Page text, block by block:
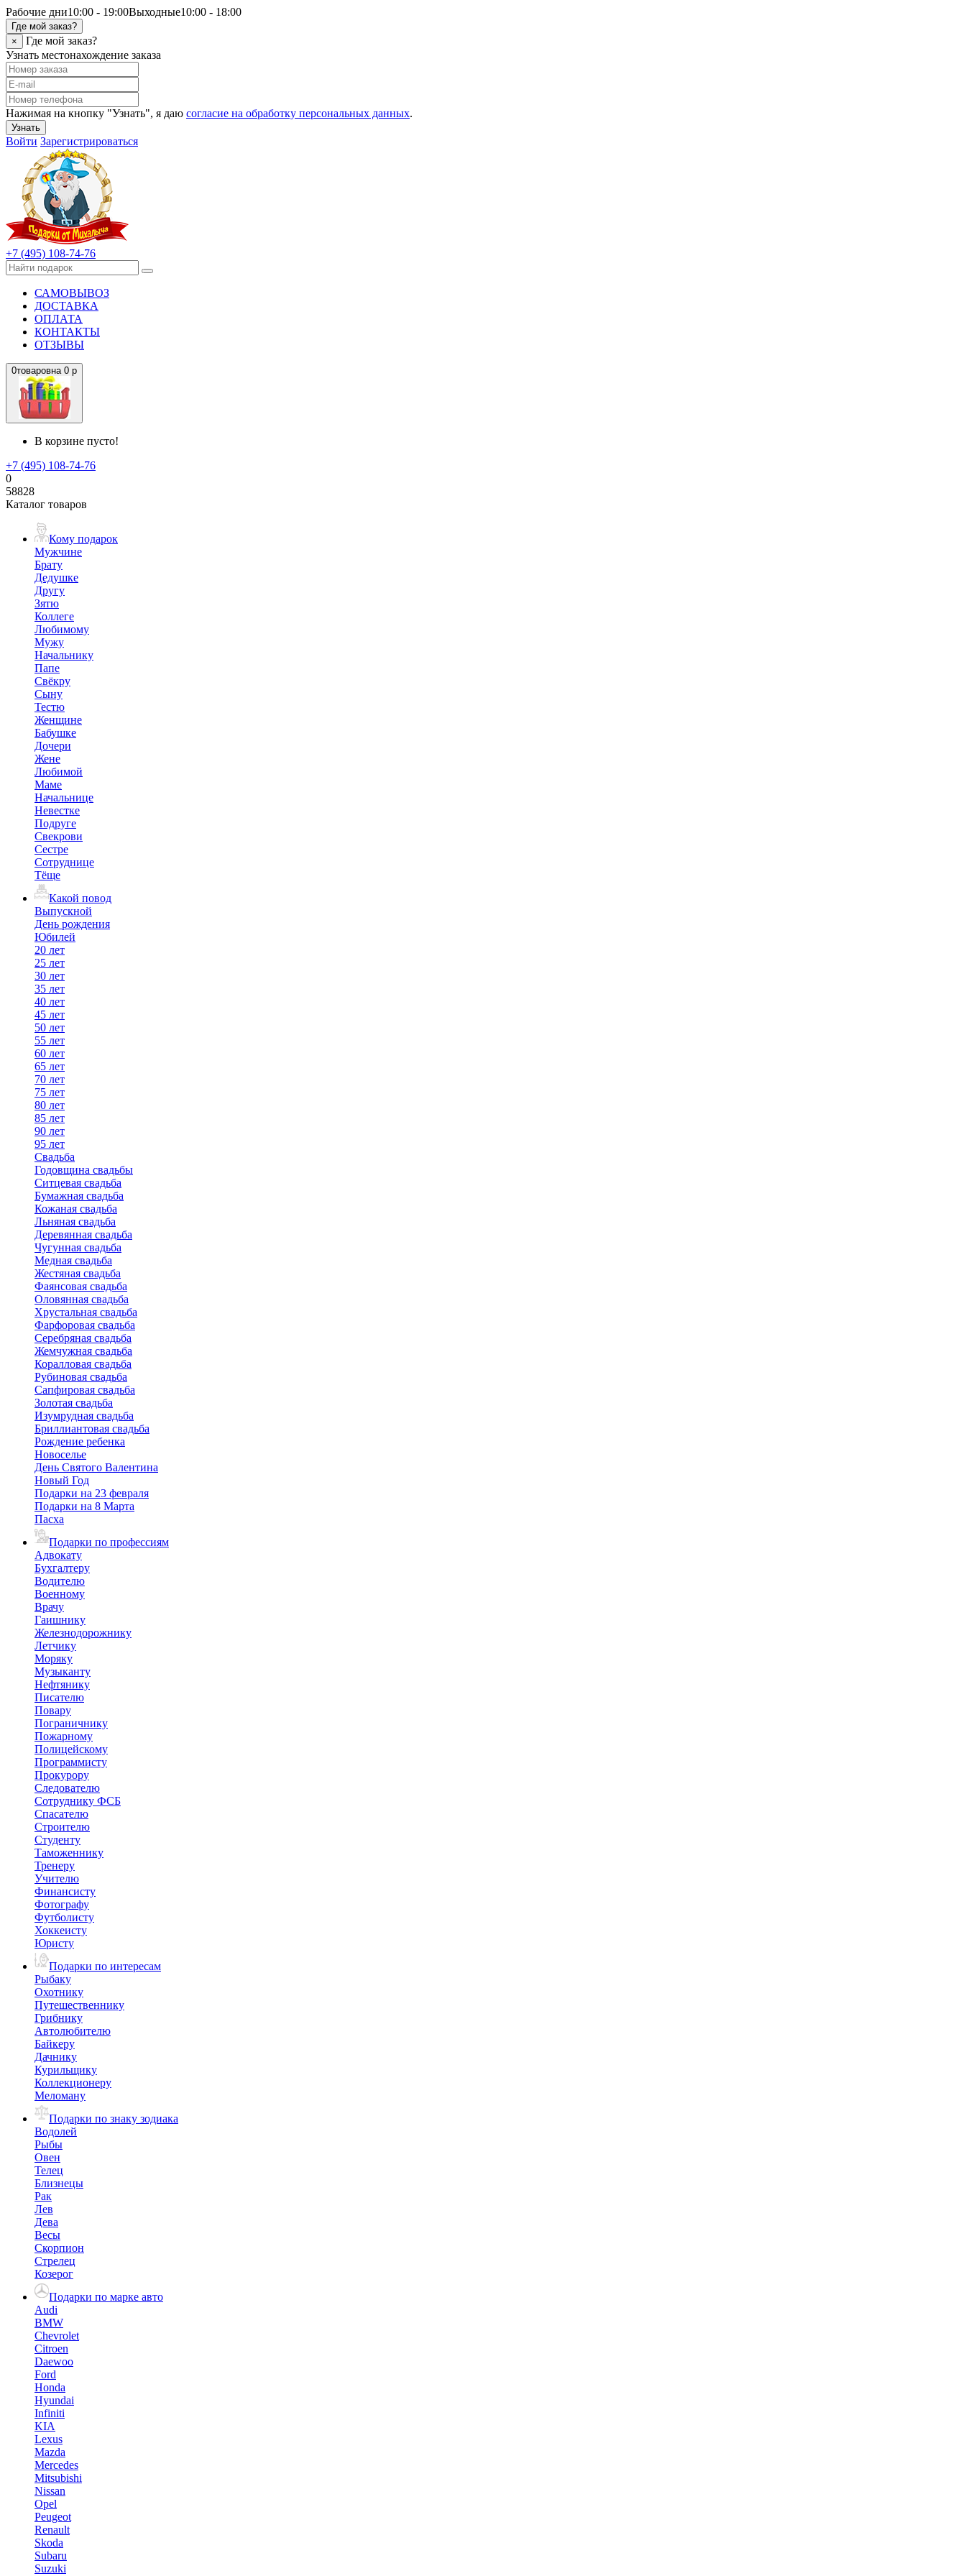
Рабочие дни10:00 - 19:00Выходные10:00 - 18:00
Где мой заказ?
×
Где мой заказ?
Узнать местонахождение заказа
Нажимая на кнопку "Узнать", я даю согласие на обработку персональных данных.
Узнать
Войти Зарегистрироваться
+7 (495) 108-74-76
САМОВЫВОЗ
ДОСТАВКА
ОПЛАТА
КОНТАКТЫ
ОТЗЫВЫ
0товаровна 0 р
В корзине пусто!
+7 (495) 108-74-76
0
58828
Каталог товаров
Кому подарок
Мужчине
Брату
Дедушке
Другу
Зятю
Коллеге
Любимому
Мужу
Начальнику
Папе
Свёкру
Сыну
Тестю
Женщине
Бабушке
Дочери
Жене
Любимой
Маме
Начальнице
Невестке
Подруге
Свекрови
Сестре
Сотруднице
Тёще
Какой повод
Выпускной
День рождения
Юбилей
20 лет
25 лет
30 лет
35 лет
40 лет
45 лет
50 лет
55 лет
60 лет
65 лет
70 лет
75 лет
80 лет
85 лет
90 лет
95 лет
Свадьба
Годовщина свадьбы
Ситцевая свадьба
Бумажная свадьба
Кожаная свадьба
Льняная свадьба
Деревянная свадьба
Чугунная свадьба
Медная свадьба
Жестяная свадьба
Фаянсовая свадьба
Оловянная свадьба
Хрустальная свадьба
Фарфоровая свадьба
Серебряная свадьба
Жемчужная свадьба
Коралловая свадьба
Рубиновая свадьба
Сапфировая свадьба
Золотая свадьба
Изумрудная свадьба
Бриллиантовая свадьба
Рождение ребенка
Новоселье
День Святого Валентина
Новый Год
Подарки на 23 февраля
Подарки на 8 Марта
Пасха
Подарки по профессиям
Адвокату
Бухгалтеру
Водителю
Военному
Врачу
Гаишнику
Железнодорожнику
Летчику
Моряку
Музыканту
Нефтянику
Писателю
Повару
Пограничнику
Пожарному
Полицейскому
Программисту
Прокурору
Следователю
Сотруднику ФСБ
Спасателю
Строителю
Студенту
Таможеннику
Тренеру
Учителю
Финансисту
Фотографу
Футболисту
Хоккеисту
Юристу
Подарки по интересам
Рыбаку
Охотнику
Путешественнику
Грибнику
Автолюбителю
Байкеру
Дачнику
Курильщику
Коллекционеру
Меломану
Подарки по знаку зодиака
Водолей
Рыбы
Овен
Телец
Близнецы
Рак
Лев
Дева
Весы
Скорпион
Стрелец
Козерог
Подарки по марке авто
Audi
BMW
Chevrolet
Citroen
Daewoo
Ford
Honda
Hyundai
Infiniti
KIA
Lexus
Mazda
Mercedes
Mitsubishi
Nissan
Opel
Peugeot
Renault
Skoda
Subaru
Suzuki